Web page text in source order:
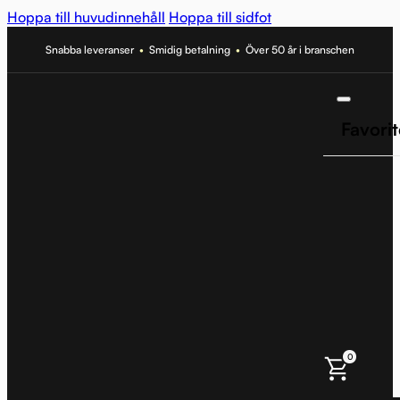
Hoppa till huvudinnehåll Hoppa till sidfot
Snabba leveranser • Smidig betalning • Över 50 år i branschen
0